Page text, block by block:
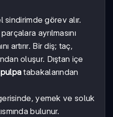
görev alır.
ayrılmasını
artırır. Bir diş; taç,
oluşur. Dıştan içe
pulpa tabakalarından
yemek ve soluk
bulunur.